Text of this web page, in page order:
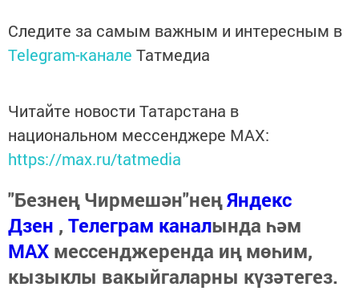
Следите за самым важным и интересным в
Telegram-канале Татмедиа
Читайте новости Татарстана в
национальном мессенджере MАХ:
https://max.ru/tatmedia
"Безнең Чирмешән"неңЯндекс
Дзен , Телеграм каналында һәм
МАХ мессенджеренда иң мөһим,
кызыклы вакыйгаларны күзәтегез.